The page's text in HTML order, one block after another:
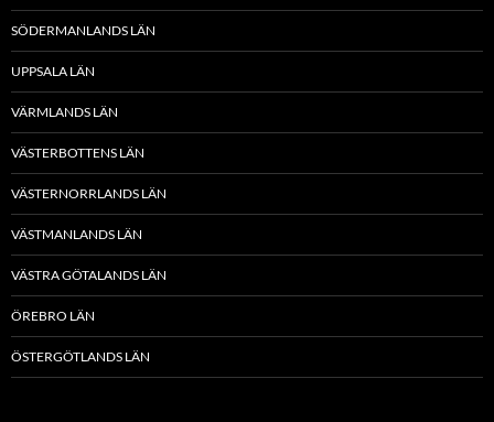
SÖDERMANLANDS LÄN
UPPSALA LÄN
VÄRMLANDS LÄN
VÄSTERBOTTENS LÄN
VÄSTERNORRLANDS LÄN
VÄSTMANLANDS LÄN
VÄSTRA GÖTALANDS LÄN
ÖREBRO LÄN
ÖSTERGÖTLANDS LÄN